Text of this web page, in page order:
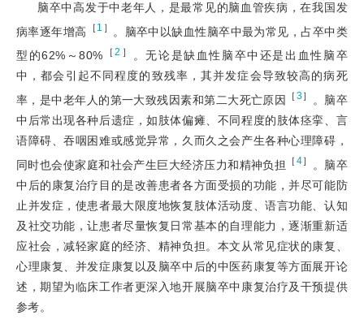
脑卒中高发于中老年人，是最常见的脑血管疾病，在我国发
病率逐年增高
［ 1 ］
。脑卒中以缺血性脑卒中最为常见，占卒中类
型的62%～80% ［2 ］ 。无论是缺血性脑卒中还是出血性脑卒
中，都会引起不同程度的致残率，其并发症会导致较高的病死
率，是中老年人的第一大致残因素和第二大死亡原因
［ 3］
。脑卒
中后常出现各种后遗症，如肢体偏瘫、不同程度的肢体痉挛、言
语障碍、吞咽困难或感觉异常，久而久之会产生各种心理障碍，
同时也会使家庭和社会产生巨大经济压力和精神负担
［ 4］
。脑卒
中后的康复治疗目的是改善患者各方面受损的功能，并尽可能防
止并发症，使患者最大限度地恢复肢体活动度、语言功能、认知
及社交功能，让患者尽量恢复日常基本的自理能力，逐渐重新适
应社会，减轻家庭的经济、精神负担。本文从常见症状的康复、
心理康复、并发症康复以及脑卒中后的中医药康复等方面展开论
述，期望为临床工作者更深入地开展脑卒中康复治疗及干预提供
参考。